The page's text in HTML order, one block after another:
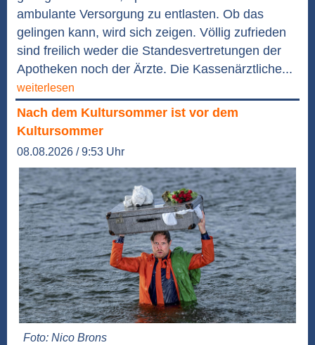
ambulante Versorgung zu entlasten. Ob das
gelingen kann, wird sich zeigen. Völlig zufrieden
sind freilich weder die Standesvertretungen der
Apotheken noch der Ärzte. Die Kassenärztliche...
weiterlesen
Nach dem Kultursommer ist vor dem
Kultursommer
08.08.2026 / 9:53 Uhr
Foto: Nico Brons